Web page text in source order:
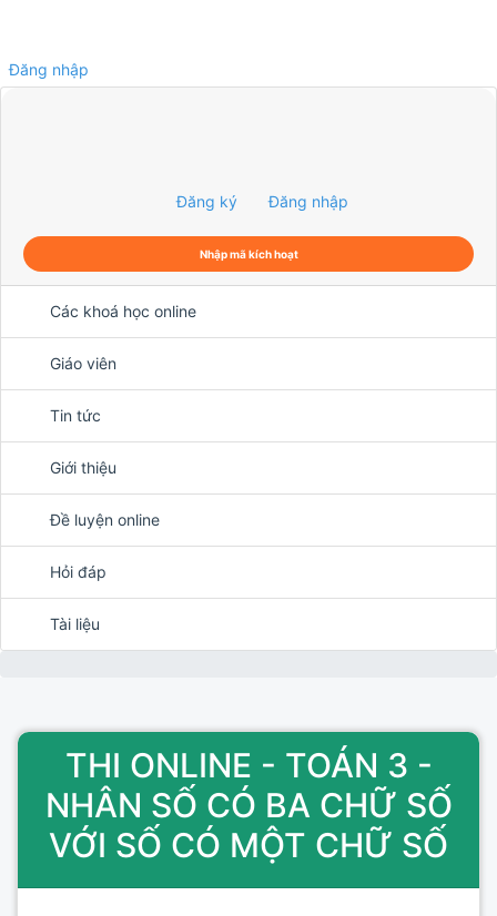
Đăng nhập
Đăng ký Đăng nhập
Nhập mã kích hoạt
Các khoá học online
Giáo viên
Tin tức
Giới thiệu
Đề luyện online
Hỏi đáp
Tài liệu
THI ONLINE - TOÁN 3 -
NHÂN SỐ CÓ BA CHỮ SỐ
VỚI SỐ CÓ MỘT CHỮ SỐ